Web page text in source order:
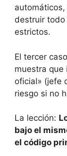
destruir todo
estrictos.
El tercer
muestra que
oficial» (jefe
riesgo si no
La lección:
bajo el
el código